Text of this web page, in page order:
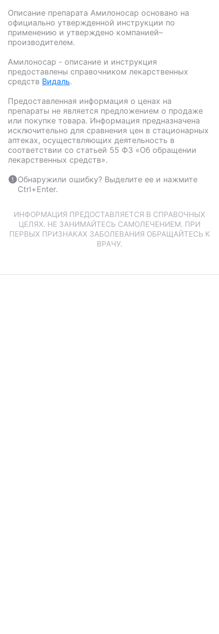
Описание препарата Амилоносар основано на
официально утвержденной инструкции по
применению и утверждено компанией–
производителем.
Амилоносар - описание и инструкция
предоставлены справочником лекарственных
средств Видаль.
Предоставленная информация о ценах на
препараты не является предложением о продаже
или покупке товара. Информация предназначена
исключительно для сравнения цен в стационарных
аптеках, осуществляющих деятельность в
соответствии со статьей 55 ФЗ «Об обращении
лекарственных средств».
Обнаружили ошибку? Выделите ее и нажмите
Ctrl+Enter.
ИНФОРМАЦИЯ ПРЕДОСТАВЛЯЕТСЯ В СПРАВОЧНЫХ
ЦЕЛЯХ. НЕ ЗАНИМАЙТЕСЬ САМОЛЕЧЕНИЕМ. ПРИ
ПЕРВЫХ ПРИЗНАКАХ ЗАБОЛЕВАНИЯ ОБРАЩАЙТЕСЬ К
ВРАЧУ.